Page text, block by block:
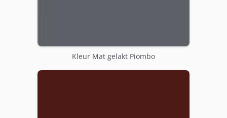
Kleur Mat gelakt Piombo